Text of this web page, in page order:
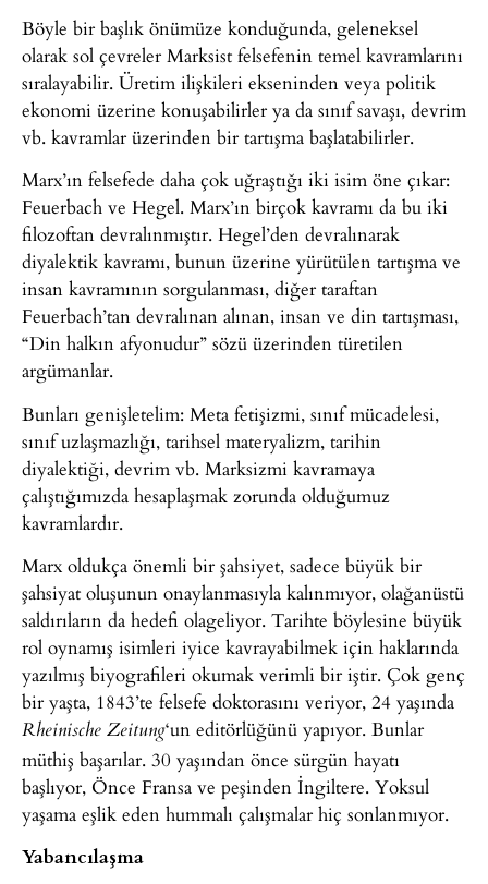
Böyle bir başlık önümüze konduğunda, geleneksel
olarak sol çevreler Marksist felsefenin temel kavramlarını
sıralayabilir. Üretim ilişkileri ekseninden veya politik
ekonomi üzerine konuşabilirler ya da sınıf savaşı, devrim
vb. kavramlar üzerinden bir tartışma başlatabilirler.
Marx’ın felsefede daha çok uğraştığı iki isim öne çıkar:
Feuerbach ve Hegel. Marx’ın birçok kavramı da bu iki
filozoftan devralınmıştır. Hegel’den devralınarak
diyalektik kavramı, bunun üzerine yürütülen tartışma ve
insan kavramının sorgulanması, diğer taraftan
Feuerbach’tan devralınan alınan, insan ve din tartışması,
“Din halkın afyonudur” sözü üzerinden türetilen
argümanlar.
Bunları genişletelim: Meta fetişizmi, sınıf mücadelesi,
sınıf uzlaşmazlığı, tarihsel materyalizm, tarihin
diyalektiği, devrim vb. Marksizmi kavramaya
çalıştığımızda hesaplaşmak zorunda olduğumuz
kavramlardır.
Marx oldukça önemli bir şahsiyet, sadece büyük bir
şahsiyat oluşunun onaylanmasıyla kalınmıyor, olağanüstü
saldırıların da hedefi olageliyor. Tarihte böylesine büyük
rol oynamış isimleri iyice kavrayabilmek için haklarında
yazılmış biyografileri okumak verimli bir iştir. Çok genç
bir yaşta, 1843’te felsefe doktorasını veriyor, 24 yaşında
Rheinische Zeitung‘un editörlüğünü yapıyor. Bunlar
müthiş başarılar. 30 yaşından önce sürgün hayatı
başlıyor, Önce Fransa ve peşinden İngiltere. Yoksul
yaşama eşlik eden hummalı çalışmalar hiç sonlanmıyor.
Yabancılaşma